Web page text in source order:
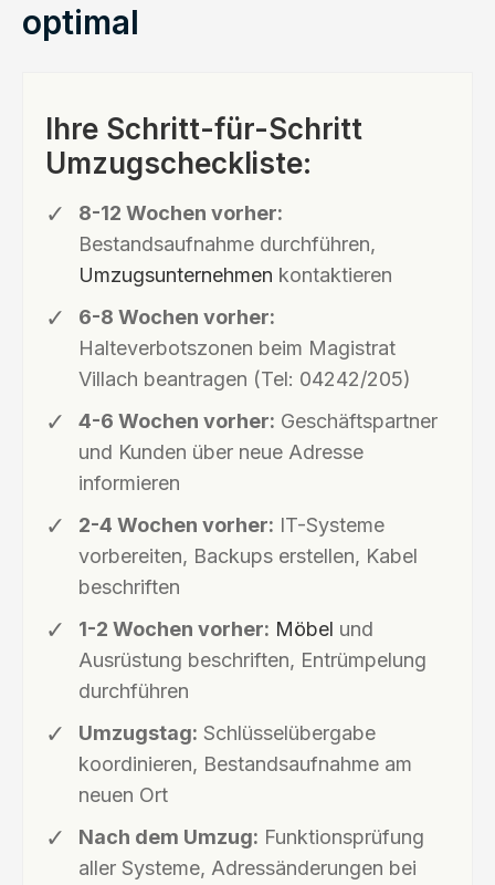
optimal
Ihre Schritt-für-Schritt
Umzugscheckliste:
8-12 Wochen vorher:
Bestandsaufnahme durchführen,
Umzugsunternehmen kontaktieren
6-8 Wochen vorher:
Halteverbotszonen beim Magistrat
Villach beantragen (Tel: 04242/205)
4-6 Wochen vorher: Geschäftspartner
und Kunden über neue Adresse
informieren
2-4 Wochen vorher: IT-Systeme
vorbereiten, Backups erstellen, Kabel
beschriften
1-2 Wochen vorher: Möbel und
Ausrüstung beschriften, Entrümpelung
durchführen
Umzugstag: Schlüsselübergabe
koordinieren, Bestandsaufnahme am
neuen Ort
Nach dem Umzug: Funktionsprüfung
aller Systeme, Adressänderungen bei